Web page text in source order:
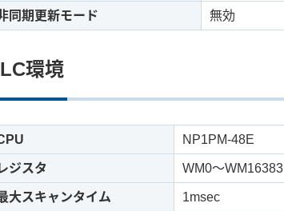
同期更新モード 無効
環境
NP1PM-48E
ジスタ WM0～WM16383
大スキャンタイム 1msec